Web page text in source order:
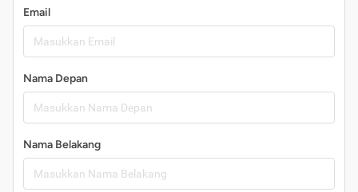
Email
Nama Depan
Nama Belakang